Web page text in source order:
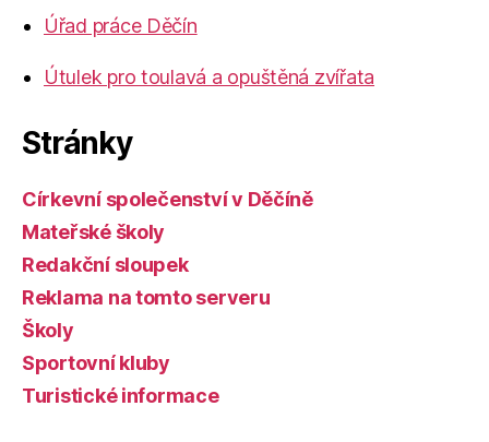
Úřad práce Děčín
Útulek pro toulavá a opuštěná zvířata
Stránky
Církevní společenství v Děčíně
Mateřské školy
Redakční sloupek
Reklama na tomto serveru
Školy
Sportovní kluby
Turistické informace